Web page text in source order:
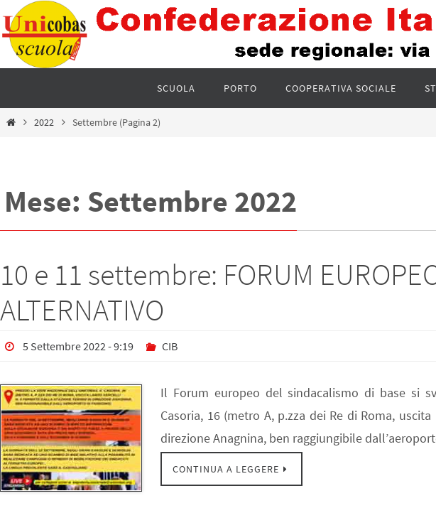
SCUOLA PORTO COOPERATIVA SOCIALE
2022 Settembre (Pagina 2)
Mese: Settembre 2022
10 e 11 settembre: FORUM
ALTERNATIVO
5 Settembre 2022 - 9:19 CIB
Il Forum europeo del sindacalismo di base si
Casoria, 16 (metro A, p.zza dei Re di Roma,
direzione Anagnina, ben raggiungibile
CONTINUA A LEGGERE